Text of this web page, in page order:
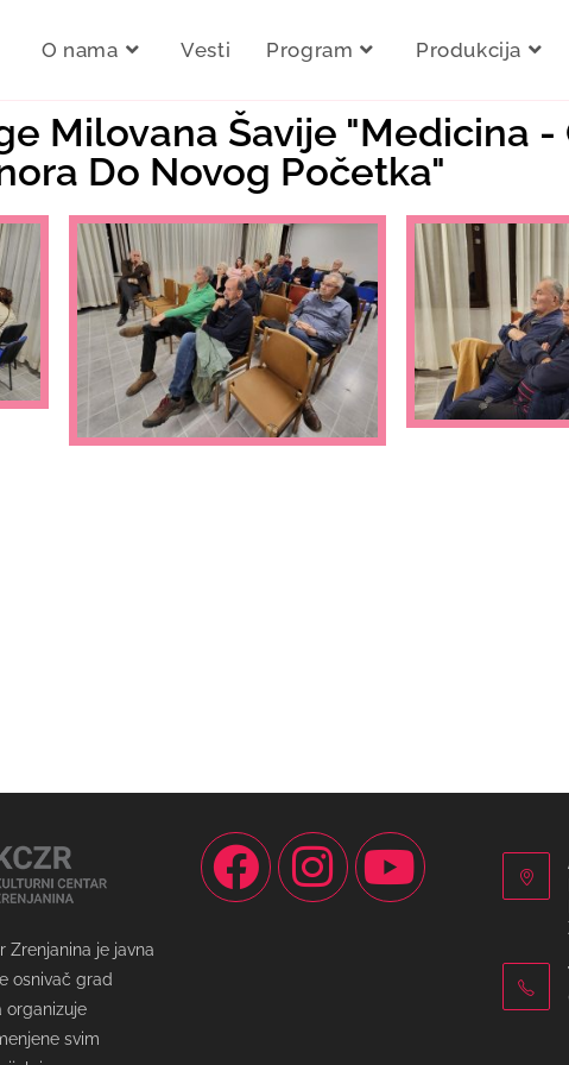
O nama Vesti Program Produkcija
Milovana Šavije "Medicina -
Do Novog Početka"
Zrenjanina je javna
osnivač grad
organizuje
svim